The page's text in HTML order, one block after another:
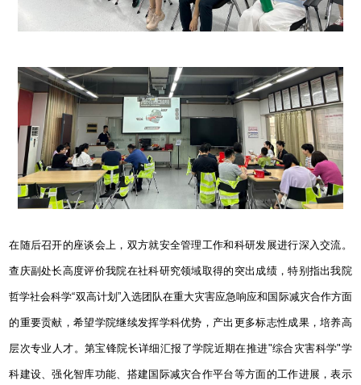
在随后召开的座谈会上，双方就安全管理工作和科研发展进行深入交流。
查庆副处长高度评价我院在社科研究领域取得的突出成绩，特别指出我院
哲学社会科学“双高计划”入选团队在重大灾害应急响应和国际减灾合作方面
的重要贡献，希望学院继续发挥学科优势，产出更多标志性成果，培养高
层次专业人才。第宝锋院长详细汇报了学院近期在推进"综合灾害科学"学
科建设、强化智库功能、搭建国际减灾合作平台等方面的工作进展，表示